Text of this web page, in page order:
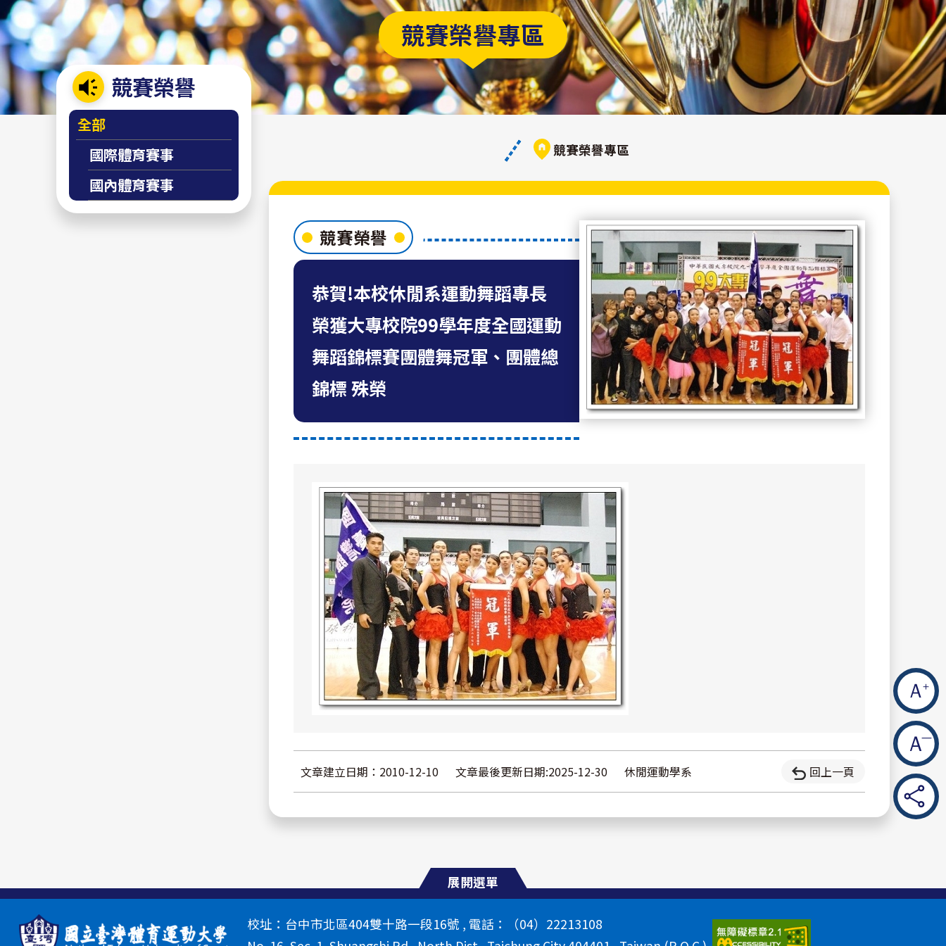
競賽榮譽專區
競賽榮譽
全部
國際體育賽事
國內體育賽事
競賽榮譽專區
競賽榮譽
恭賀!本校休閒系運動舞蹈專長
榮獲大專校院99學年度全國運動
舞蹈錦標賽團體舞冠軍、團體總
錦標 殊榮
文章建立日期：2010-12-10 文章最後更新日期:2025-12-30 休閒運動學系 回上一頁
展開選單
校址：台中市北區404雙十路一段16號 , 電話：（04）22213108